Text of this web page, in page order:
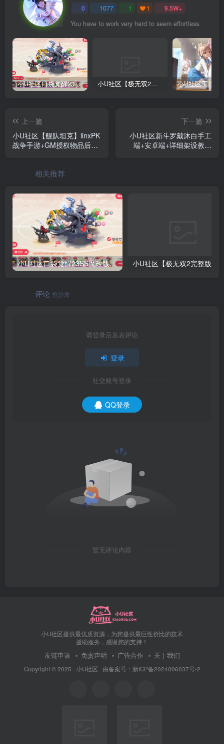
0 1077 1 1 9.5W+
You have to work very hard to seem effortless.
小U社区口袋觉醒23SS魔改版服务端横版卡牌手游+Linux手工服务端+GM授权后台+搭建视频 小U社区【极无双2完整版】3D动作ARPG手游+Linux学习手工端+GM授权后台+视频教程
上一篇
小U社区【舰队坦克】linxPK
战争手游+GM授权物品后台
下一篇
小U社区新斗罗戴沐白手工
端+安卓端+详细架设教程
相关推荐
小U社区口袋觉醒23SS魔改版服务端横版卡牌手游+Linux手工服务端+GM授权后台+搭建视频
评论 抢沙发
请登录后发表评论
登录
社交账号登录
QQ登录
暂无评论内容
小U社区提供最优质资源，为您提供最巨性价比的技术
援助服务，感谢您的支持！
友链申请 免责声明 广告合作 关于我们
Copyright © 2025 · 小U社区 · 由备案号：新ICP备2024006037号-2